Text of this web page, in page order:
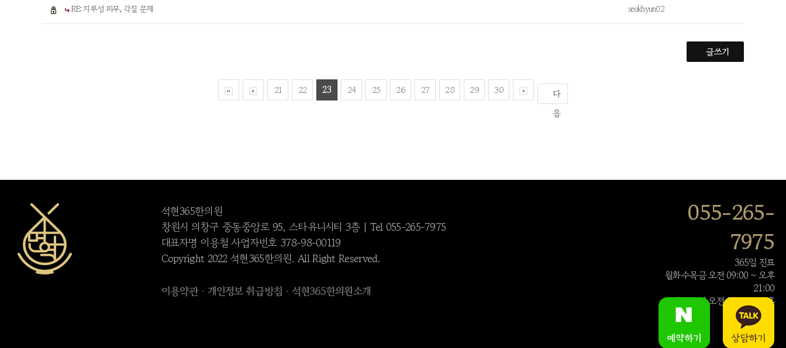
RE: 지루성 피부, 각질 문제 seokhyun02
글쓰기
21 22 23 24 25 26 27 28 29 30
다
음
석현365한의원
창원시 의창구 중동중앙로 95, 스타유니시티 3층 | Tel 055-265-7975
대표자명 이용철 사업자번호 378-98-00119
Copyright 2022 석현365한의원. All Right Reserved.
이용약관· 개인정보 취급방침 · 석현365한의원소개
055-265-
7975
365일 진료
월화수목금 오전 09:00 ~ 오후
21:00
토,일,공휴일 오전 09:00 ~ 오후
14:00